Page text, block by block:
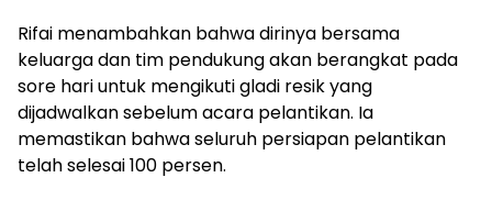
Rifai menambahkan bahwa dirinya bersama
keluarga dan tim pendukung akan berangkat pada
sore hari untuk mengikuti gladi resik yang
dijadwalkan sebelum acara pelantikan. Ia
memastikan bahwa seluruh persiapan pelantikan
telah selesai 100 persen.